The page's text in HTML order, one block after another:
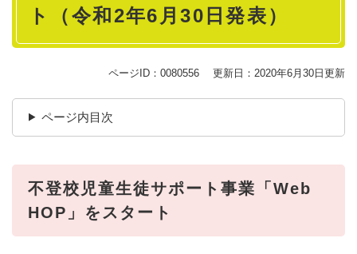
ト（令和2年6月30日発表）
ページID：0080556 更新日：2020年6月30日更新
ページ内目次
不登校児童生徒サポート事業「Web
HOP」をスタート